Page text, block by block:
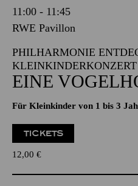
11:00 - 11:45
RWE Pavillon
PHILHARMONIE
KLEINKINDERKONZERT
EINE
Für Kleinkinder von 1 bis 3
TICKETS
12,00 €